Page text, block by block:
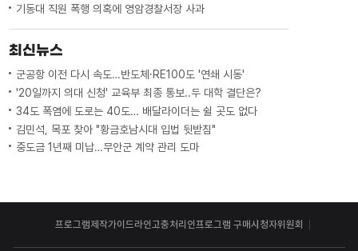
기동대 직원 폭행 의혹에 영암경찰서장 사과
최신뉴스
군공항 이전 다시 속도…반도체·RE100도 '연쇄 시동'
'20일까지 의대 신청' 교육부 최종 통보..두 대학 결단은?
34도 폭염에 도로는 40도… 배달라이더는 쉴 곳도 없다
김민석, 목포 찾아 "황금호남시대 입법 뒷받침"
중도금 1년째 미납…무안군 계약 관리 도마
프로그램제작가이드라인고충처리인프로그램 구매시청자위원회